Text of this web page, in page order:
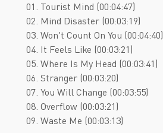
01. Tourist Mind (00:04:47)
02. Mind Disaster (00:03:19)
03. Won't Count On You (00:04:40)
04. It Feels Like (00:03:21)
05. Where Is My Head (00:03:41)
06. Stranger (00:03:20)
07. You Will Change (00:03:55)
08. Overflow (00:03:21)
09. Waste Me (00:03:13)